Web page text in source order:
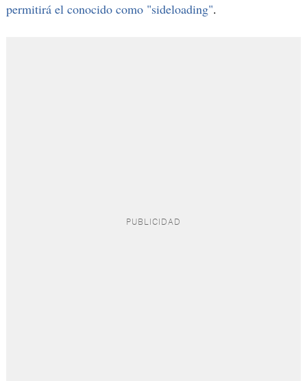
permitirá el conocido como "sideloading".